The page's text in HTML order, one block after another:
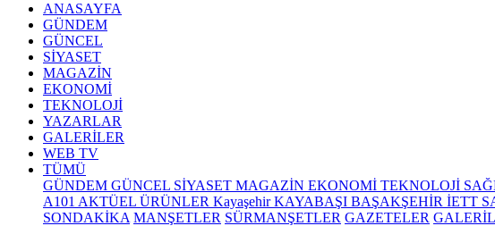
ANASAYFA
GÜNDEM
GÜNCEL
SİYASET
MAGAZİN
EKONOMİ
TEKNOLOJİ
YAZARLAR
GALERİLER
WEB TV
TÜMÜ
GÜNDEM GÜNCEL SİYASET MAGAZİN EKONOMİ TEKNOLOJİ
A101 AKTÜEL ÜRÜNLER KayaşehirKAYABAŞI BAŞAKŞEHİR İETT
SONDAKİKA MANŞETLER SÜRMANŞETLER GAZETELER